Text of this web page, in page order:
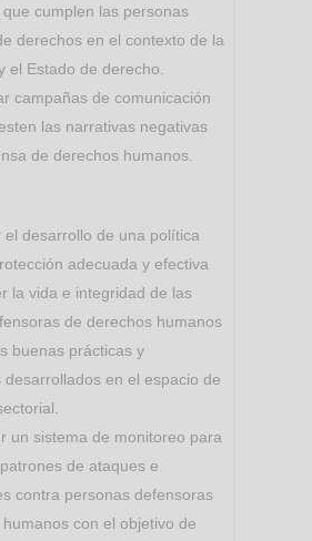
cumplen las personas
derechos en el contexto de la
el Estado de derecho.
campañas de comunicación
las narrativas negativas
de derechos humanos.
el desarrollo de una política
adecuada y efectiva
la vida e integridad de las
de derechos humanos
buenas prácticas y
desarrollados en el espacio de
un sistema de monitoreo para
de ataques e
contra personas defensoras
con el objetivo de